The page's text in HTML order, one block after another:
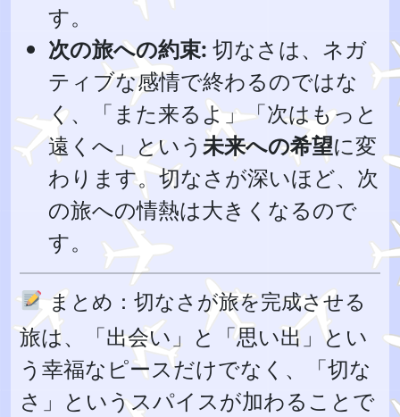
す。
次の旅への約束: 切なさは、ネガ
ティブな感情で終わるのではな
く、「また来るよ」「次はもっと
遠くへ」という 未来への希望に変
わります。切なさが深いほど、次
の旅への情熱は大きくなるので
す。
まとめ：切なさが旅を完成させる
旅は、「出会い」と「思い出」とい
う幸福なピースだけでなく、「切な
さ」というスパイスが加わることで